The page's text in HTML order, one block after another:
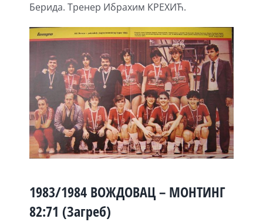
Берида. Тренер Ибрахим КРЕХИЋ.
1983/1984 ВОЖДОВАЦ – МОНТИНГ
82:71 (Загреб)